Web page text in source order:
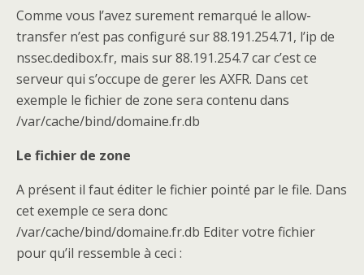
Comme vous l’avez surement remarqué le allow-
transfer n’est pas configuré sur 88.191.254.71, l’ip de
nssec.dedibox.fr, mais sur 88.191.254.7 car c’est ce
serveur qui s’occupe de gerer les AXFR. Dans cet
exemple le fichier de zone sera contenu dans
/var/cache/bind/domaine.fr.db
Le fichier de zone
A présent il faut éditer le fichier pointé par le file. Dans
cet exemple ce sera donc
/var/cache/bind/domaine.fr.db Editer votre fichier
pour qu’il ressemble à ceci :